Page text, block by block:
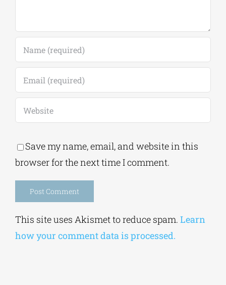
Save my name, email, and website in this
browser for the next time I comment.
This site uses Akismet to reduce spam. Learn
how your comment data is processed.